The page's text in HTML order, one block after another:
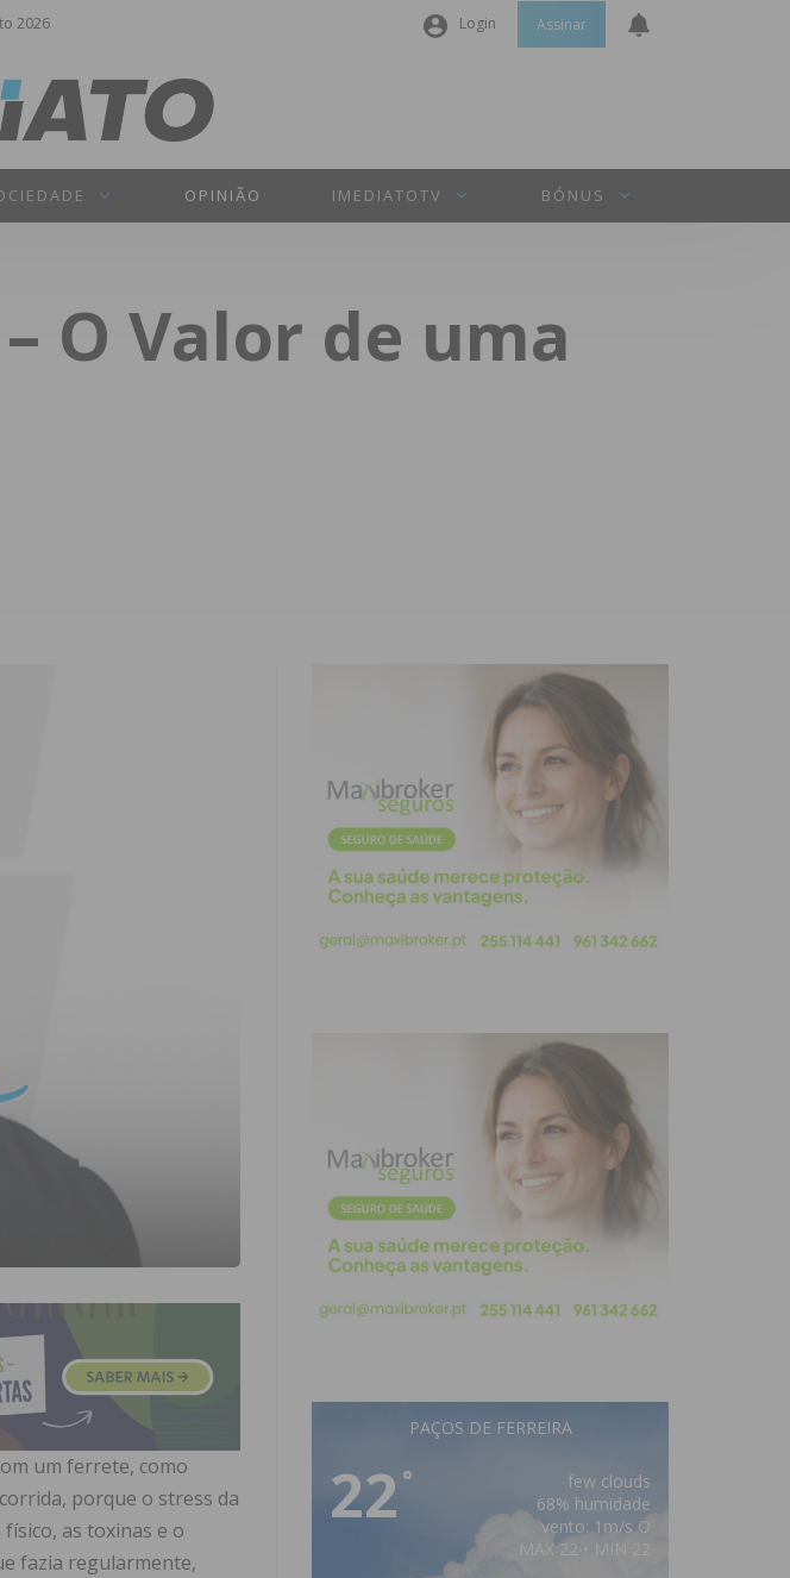
2026 Login
Senha
INICIAR SESSÃO
Assinar
OPINIÃO IMEDIATOTV BÓNUS
O Valor de uma
um ferrete, como
porque o stress da
as toxinas e o
fazia regularmente,
PAÇOS DE FERREIRA
22 °
few clouds
68% humidade
vento: 1m/s O
MAX 22 • MIN 22